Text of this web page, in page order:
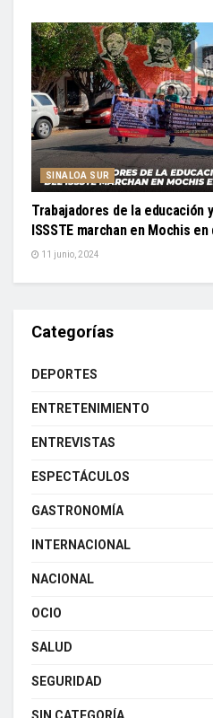
SINALOA SUR
Trabajadores de la educación
ISSSTE marchan en Mochis
11 junio, 2024
Categorías
DEPORTES
ENTRETENIMIENTO
ENTREVISTAS
ESPECTÁCULOS
GASTRONOMÍA
INTERNACIONAL
NACIONAL
OCIO
SALUD
SEGURIDAD
SIN CATEGORÍA